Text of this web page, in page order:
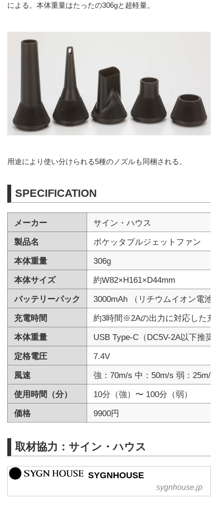
による。本体重量はたったの306gと超軽量。
用途により使い分けられる5種のノズルも同梱される。
SPECIFICATION
メーカー
サイン・ハウス
製品名
ポケッタブルジェットファン
本体重量
306g
本体サイズ
約W82×H161×D44mm
バッテリーパック
3000mAh （リチウムイオン電池
充電時間
約3時間※2Aの出力に対応した充
本体重量
USB Type-C（DC5V-2A以下推奨
定格電圧
7.4V
風速
強：70m/s 中：50m/s 弱：25m/
使用時間（分）
10分（強）〜 100分（弱）
価格
9900円
取材協力：サイン・ハウス
SYGNHOUSE
sygnhouse.jp